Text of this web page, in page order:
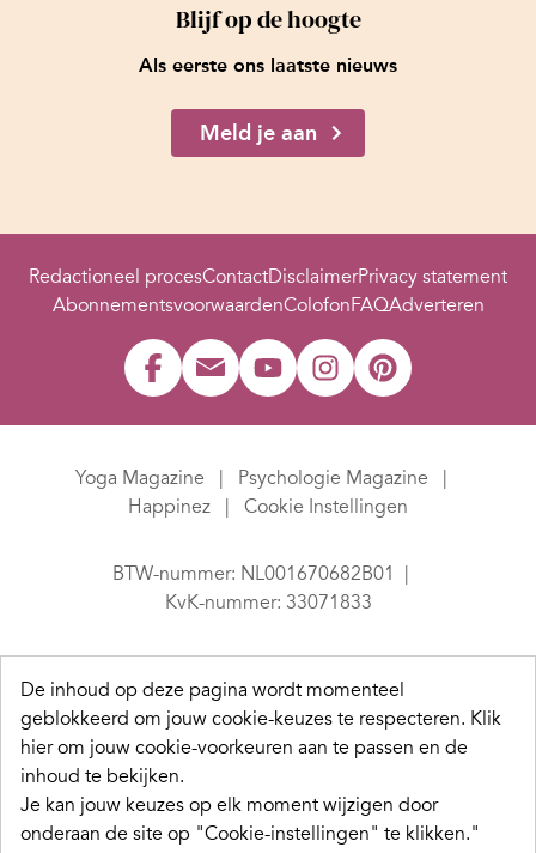
Blijf op de hoogte
Als eerste ons laatste nieuws
Meld je aan
Redactioneel procesContactDisclaimerPrivacy statement
AbonnementsvoorwaardenColofonFAQAdverteren
Yoga Magazine
Psychologie Magazine
Happinez
Cookie Instellingen
BTW-nummer: NL001670682B01
KvK-nummer: 33071833
De inhoud op deze pagina wordt momenteel
geblokkeerd om jouw cookie-keuzes te respecteren. Klik
hier om jouw cookie-voorkeuren aan te passen en de
inhoud te bekijken.
Je kan jouw keuzes op elk moment wijzigen door
onderaan de site op "Cookie-instellingen" te klikken."